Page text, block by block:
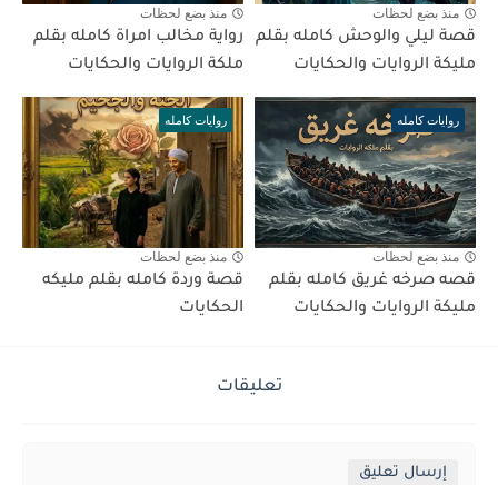
منذ بضع لحظات
قصة ليلي والوحش كامله بقلم
مليكة الروايات والحكايات
منذ بضع لحظات
رواية مخالب امراة كامله بقلم
ملكة الروايات والحكايات
روايات كامله
منذ بضع لحظات
قصه صرخه غريق كامله بقلم
مليكة الروايات والحكايات
روايات كامله
منذ بضع لحظات
قصة وردة كامله بقلم مليكه
الحكايات
تعليقات
إرسال تعليق